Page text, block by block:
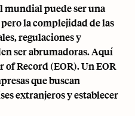
mundial puede ser una
la complejidad de las
regulaciones y
ser abrumadoras. Aquí
Record (EOR). Un EOR
que buscan
extranjeros y establecer